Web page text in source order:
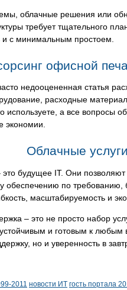
облачные решения или
требует тщательного
и с минимальным простоем.
офисной
недооцененная статья
расходные
используете, а все вопросы
экономии.
Облачные
будущее IT. Они
по требованию,
масштабируемость и
– это не просто набор
и готовым к
но и уверенность в
2011 новости ИТ гость портала